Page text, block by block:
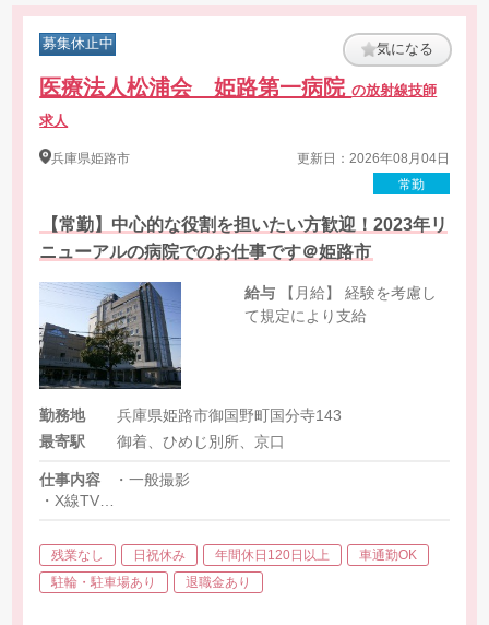
募集休止中 気になる
医療法人松浦会 姫路第一病院の放射線技師
求人
兵庫県姫路市
更新日：2026年08月04日
常勤
【常勤】中心的な役割を担いたい方歓迎！2023年リ
ニューアルの病院でのお仕事です＠姫路市
給与
て規定により支給
勤務地
兵庫県姫路市御国野町国分寺143
最寄駅
御着、ひめじ別所、京口
仕事内容
・一般撮影
・X線TV
・マンモ
・外科用イメージ
・ポータブル
残業なし 日祝休み 年間休日120日以上
車通勤OK
駐輪・駐車場あり
退職金あり